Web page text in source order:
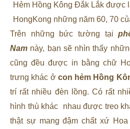
Hẻm Hồng Kông Đắk Lắk được
HongKong những năm 60, 70
Trên những bức tường tại
Nam này, bạn sẽ nhìn thấy
cũng đều được in bằng chữ
trưng khác ở con hẻm Hồng
trí rất nhiều đèn lồng. Có rất
hình thù khác nhau được treo
thật sự mang đậm chất xứ